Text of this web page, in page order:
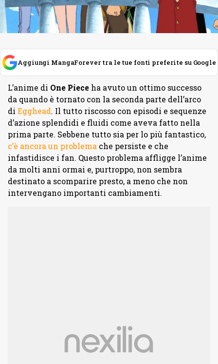
Aggiungi MangaForever tra le tue fonti preferite su Google
L’anime di One Piece ha avuto un ottimo successo
da quando è tornato con la seconda parte dell’arco
di Egghead. Il tutto riscosso con episodi e sequenze
d’azione splendidi e fluidi come aveva fatto nella
prima parte. Sebbene tutto sia per lo più fantastico,
c’è ancora un problema che persiste e che
infastidisce i fan. Questo problema affligge l’anime
da molti anni ormai e, purtroppo, non sembra
destinato a scomparire presto, a meno che non
intervengano importanti cambiamenti.